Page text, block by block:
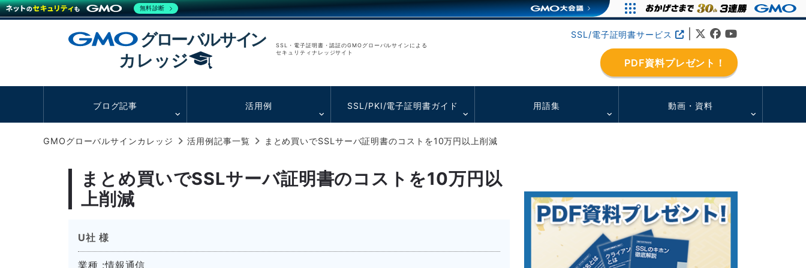
SSL・電子証明書・認証のGMOグローバルサインによる
セキュリティナレッジサイト
SSL/電子証明書サービス
PDF資料プレゼント！
ブログ記事 活用例 SSL/PKI/電子証明書ガイド 用語集 動画・資料
GMOグローバルサインカレッジ 活用例記事一覧 まとめ買いでSSLサーバ証明書のコストを10万円以上削減
まとめ買いでSSLサーバ証明書のコストを10万円以
上削減
U社 様
業種 :情報通信
無料診断